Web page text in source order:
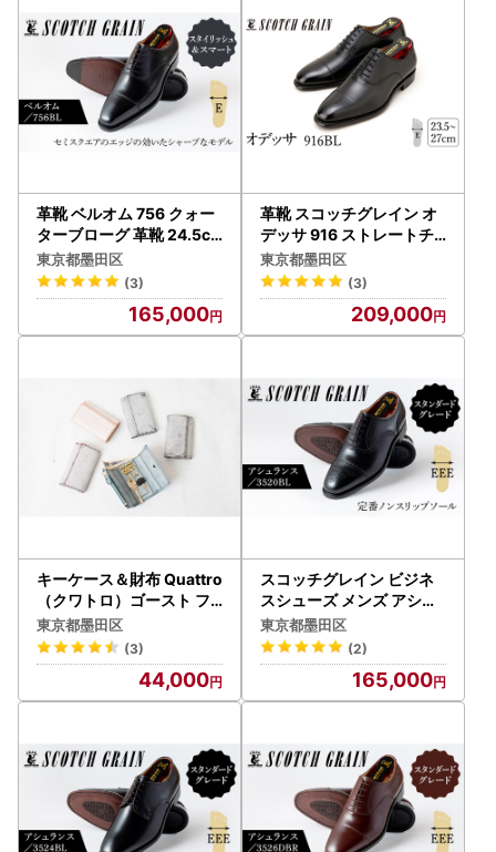
革靴 ベルオム 756 クォー
ターブローグ 革靴 24.5c
m
東京都墨田区
(3)
165,000
革靴 スコッチグレイン オ
デッサ 916 ストレートチ
ップ 革靴 26.0cm
東京都墨田区
(3)
209,000
キーケース＆財布 Quattro
（クワトロ）ゴースト フ
東京都墨田区
(3)
44,000
スコッチグレイン ビジネ
スシューズ メンズ アシュ
ランス 3520 セミブロー
グ 革靴 本革 日本製 EEE 送
料無料 ギフト 26.0cm
東京都墨田区
(2)
165,000